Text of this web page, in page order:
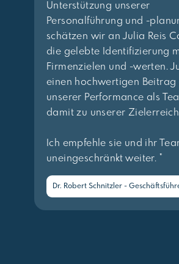
Unterstützung unserer
Personalführung und -
schätzen wir an Julia Reis
die gelebte Identifizierung
Firmenzielen und -werten.
einen hochwertigen Beitrag
unserer Performance als
damit zu unserer
Ich empfehle sie und ihr
uneingeschränkt weiter. "
Dr. Robert Schnitzler -